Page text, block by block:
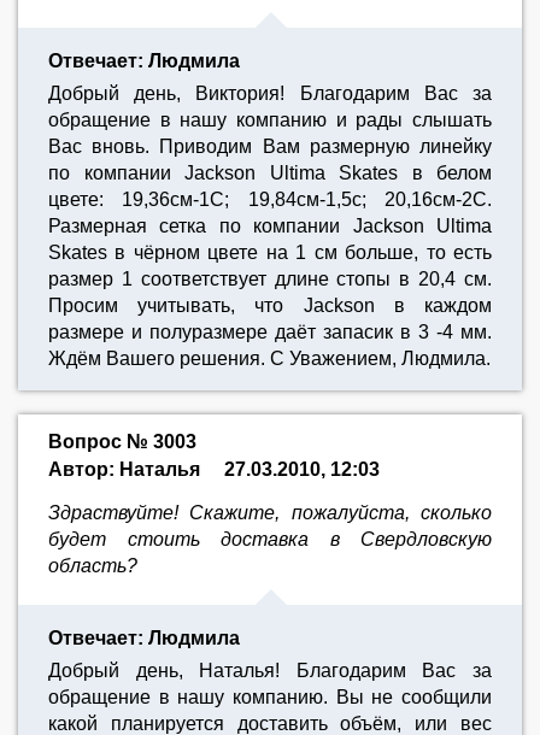
Отвечает: Людмила
Добрый день, Виктория! Благодарим Вас за
обращение в нашу компанию и рады слышать
Вас вновь. Приводим Вам размерную линейку
по компании Jackson Ultima Skates в белом
цвете: 19,36см-1С; 19,84см-1,5с; 20,16см-2С.
Размерная сетка по компании Jackson Ultima
Skates в чёрном цвете на 1 см больше, то есть
размер 1 соответствует длине стопы в 20,4 см.
Просим учитывать, что Jackson в каждом
размере и полуразмере даёт запасик в 3 -4 мм.
Ждём Вашего решения. С Уважением, Людмила.
Вопрос № 3003
Автор: Наталья
27.03.2010, 12:03
Здраствуйте! Cкажите, пожалуйста, сколько
будет стоить доставка в Свердловскую
область?
Отвечает: Людмила
Добрый день, Наталья! Благодарим Вас за
обращение в нашу компанию. Вы не сообщили
какой планируется доставить объём, или вес